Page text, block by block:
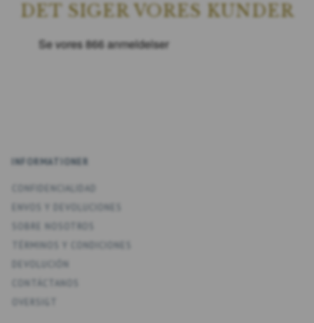
DET SIGER VORES KUNDER
INFORMATIONER
CONFIDENCIALIDAD
TÉRMINOS Y CONDICIONES
CONTÁCTANOS